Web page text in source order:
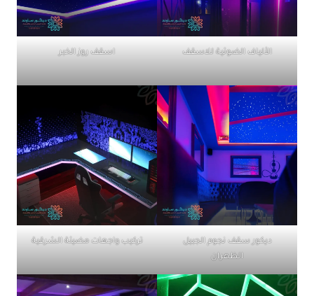
الألياف الضوئية للاسقف اسقف روز الخبر
ديكور سقف نجوم الجبيل
الظهران
تركيب واجهات مضيئة الشرقية